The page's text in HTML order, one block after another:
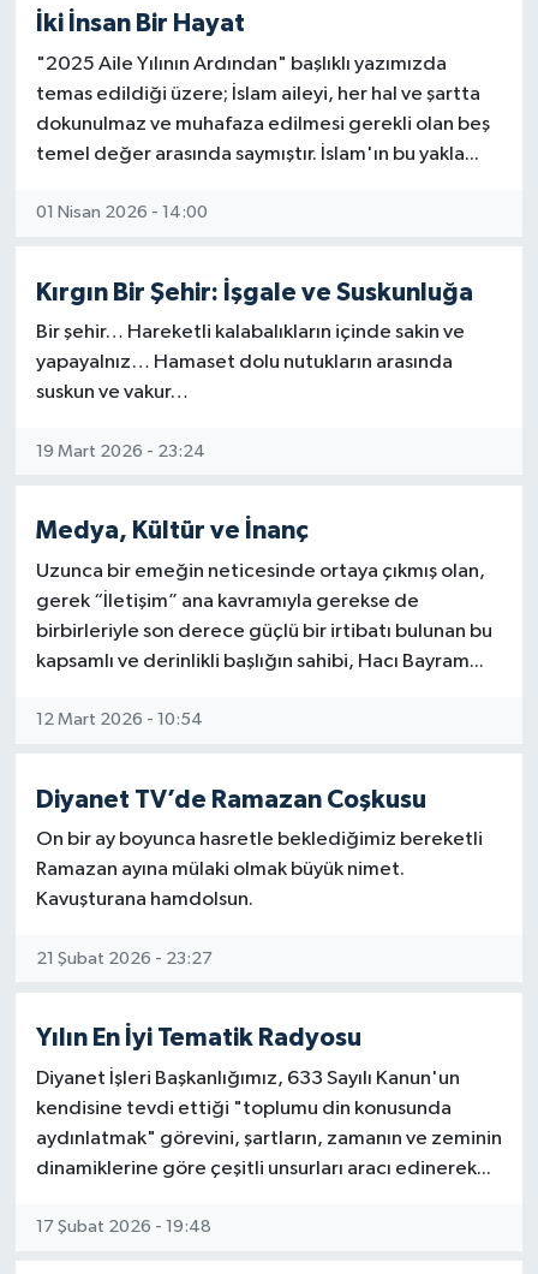
İki İnsan Bir Hayat
"2025 Aile Yılının Ardından" başlıklı yazımızda
temas edildiği üzere; İslam aileyi, her hal ve şartta
dokunulmaz ve muhafaza edilmesi gerekli olan beş
temel değer arasında saymıştır. İslam'ın bu yakla...
01 Nisan 2026 - 14:00
Kırgın Bir Şehir: İşgale ve Suskunluğa
Bir şehir… Hareketli kalabalıkların içinde sakin ve
yapayalnız… Hamaset dolu nutukların arasında
suskun ve vakur…
19 Mart 2026 - 23:24
Medya, Kültür ve İnanç
Uzunca bir emeğin neticesinde ortaya çıkmış olan,
gerek “İletişim” ana kavramıyla gerekse de
birbirleriyle son derece güçlü bir irtibatı bulunan bu
kapsamlı ve derinlikli başlığın sahibi, Hacı Bayram...
12 Mart 2026 - 10:54
Diyanet TV’de Ramazan Coşkusu
On bir ay boyunca hasretle beklediğimiz bereketli
Ramazan ayına mülaki olmak büyük nimet.
Kavuşturana hamdolsun.
21 Şubat 2026 - 23:27
Yılın En İyi Tematik Radyosu
Diyanet İşleri Başkanlığımız, 633 Sayılı Kanun'un
kendisine tevdi ettiği "toplumu din konusunda
aydınlatmak" görevini, şartların, zamanın ve zeminin
dinamiklerine göre çeşitli unsurları aracı edinerek...
17 Şubat 2026 - 19:48
Eskişehir Müftülüğü
Gaziantep Müftülüğü
Giresun Müftülüğü
Gümüşhane Müftülüğü
Hakkari Müftülüğü
Hatay Müftülüğü
Iğdır Müftülüğü
Isparta Müftülüğü
İstanbul Müftülüğü
İzmir Müftülüğü
Kahramanmaraş Müftülüğü
Karabük Müftülüğü
Kars Müftülüğü
Kastamonu Müftülüğü
Kayseri Müftülüğü
Kırıkkale Müftülüğü
Kırklareli Müftülüğü